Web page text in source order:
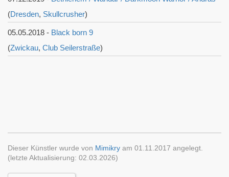
(Dresden, Skullcrusher)
05.05.2018 - Black born 9
(Zwickau, Club Seilerstraße)
Dieser Künstler wurde von Mimikry am 01.11.2017 angelegt.
(letzte Aktualisierung: 02.03.2026)